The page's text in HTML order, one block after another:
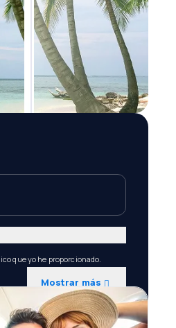
que yo he proporcionado.
Mostrar más